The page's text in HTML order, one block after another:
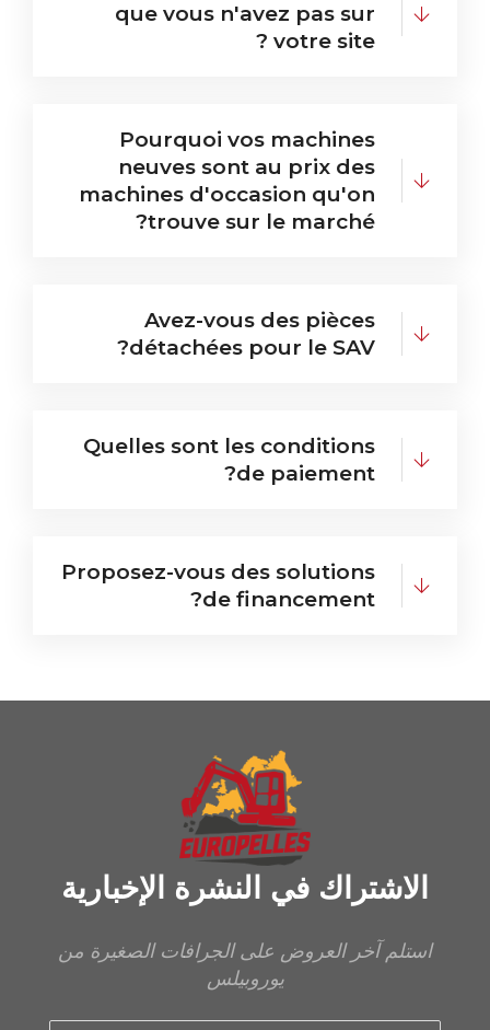
que vous n'avez pas sur
votre site ?
Pourquoi vos machines
neuves sont au prix des
machines d'occasion qu'on
trouve sur le marché?
Avez-vous des pièces
détachées pour le SAV?
Quelles sont les conditions
de paiement?
Proposez-vous des solutions
de financement?
الاشتراك في النشرة الإخبارية
استلم آخر العروض على الجرافات الصغيرة من
يوروبيلس